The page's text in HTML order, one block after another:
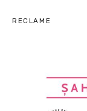
RECLAME